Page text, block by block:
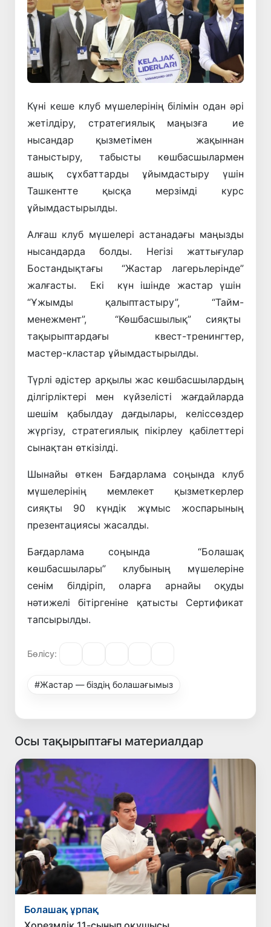
Күні кеше клуб мүшелерінің білімін одан әрі
жетілдіру, стратегиялық маңызға ие
нысандар қызметімен жақыннан
таныстыру, табысты көшбасшылармен
ашық сұхбаттарды ұйымдастыру үшін
Ташкентте қысқа мерзімді курс
ұйымдастырылды.
Алғаш клуб мүшелері астанадағы маңызды
нысандарда болды. Негізі жаттығулар
Бостандықтағы “Жастар лагерьлерінде”
жалғасты. Екі күн ішінде жастар үшін
“Ұжымды қалыптастыру”, “Тайм-
менежмент”, “Көшбасшылық” сияқты
тақырыптардағы квест-тренингтер,
мастер-кластар ұйымдастырылды.
Түрлі әдістер арқылы жас көшбасшылардың
ділгірліктері мен күйзелісті жағдайларда
шешім қабылдау дағдылары, келіссөздер
жүргізу, стратегиялық пікірлеу қабілеттері
сынақтан өткізілді.
Шынайы өткен Бағдарлама соңында клуб
мүшелерінің мемлекет қызметкерлер
сияқты 90 күндік жұмыс жоспарының
презентациясы жасалды.
Бағдарлама соңында “Болашақ
көшбасшылары” клубының мүшелеріне
сенім білдіріп, оларға арнайы оқуды
нәтижелі бітіргеніне қатысты Сертификат
тапсырылды.
Бөлісу:
#Жастар — біздің болашағымыз
Осы тақырыптағы материалдар
Болашақ ұрпақ